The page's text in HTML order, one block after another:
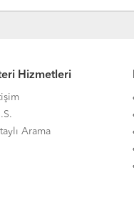
Hizmetleri
Arama